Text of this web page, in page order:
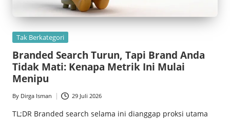
Posted
Tak Berkategori
Branded Search Turun, Tapi Brand Anda
Tidak Mati: Kenapa Metrik Ini Mulai
Menipu
Posted
by
By Dirga Isman 29 Juli 2026
TL;DR Branded search selama ini dianggap proksi utama